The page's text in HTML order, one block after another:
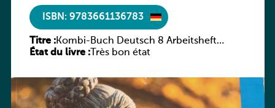
ISBN: 9783661136783
Titre :Kombi-Buch Deutsch 8 Arbeitsheft
(Neue Ausgabe Luxemburg)
État du livre :Très bon état